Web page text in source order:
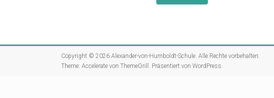
Copyright © 2026 Alexander-von-Humboldt-Schule. Alle Rechte vorbehalten.
Theme: Accelerate von ThemeGrill. Präsentiert von WordPress.